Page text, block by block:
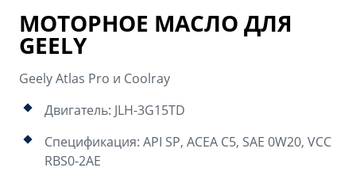
МОТОРНОЕ МАСЛО ДЛЯ
GEELY
Geely Atlas Pro и Coolray
Двигатель: JLH-3G15TD
Спецификация: API SP, ACEA C5, SAE 0W20, VCC
RBS0-2AE